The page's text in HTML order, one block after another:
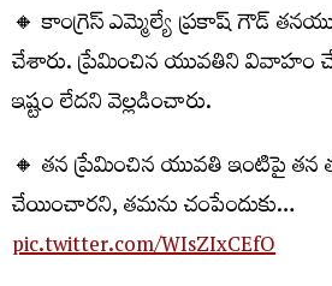
🔸 కాంగ్రెస్ ఎమ్మెల్యే ప్రకాష్ గౌడ్
చేశారు. ప్రేమించిన యువతిని వివాహం
ఇష్టం లేదని వెల్లడించారు.
🔸 తన ప్రేమించిన యువతి ఇంటిపై తన
చేయించారని, తమను చంపేందుకు…
pic.twitter.com/WIsZIxCEfO